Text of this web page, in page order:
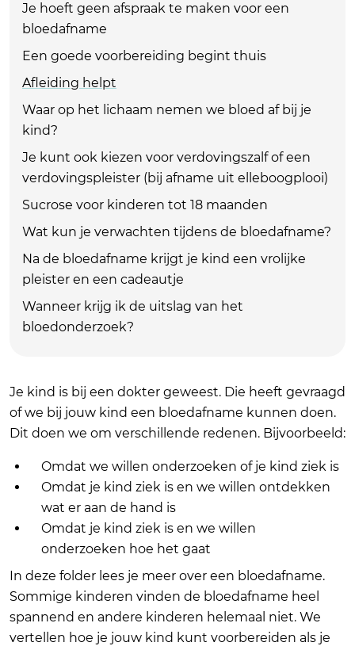
Je hoeft geen afspraak te maken voor een
bloedafname
Een goede voorbereiding begint thuis
Afleiding helpt
Waar op het lichaam nemen we bloed af bij je
kind?
Je kunt ook kiezen voor verdovingszalf of een
verdovingspleister (bij afname uit elleboogplooi)
Sucrose voor kinderen tot 18 maanden
Wat kun je verwachten tijdens de bloedafname?
Na de bloedafname krijgt je kind een vrolijke
pleister en een cadeautje
Wanneer krijg ik de uitslag van het
bloedonderzoek?
Je kind is bij een dokter geweest. Die heeft gevraagd
of we bij jouw kind een bloedafname kunnen doen.
Dit doen we om verschillende redenen. Bijvoorbeeld:
Omdat we willen onderzoeken of je kind ziek is
Omdat je kind ziek is en we willen ontdekken
wat er aan de hand is
Omdat je kind ziek is en we willen
onderzoeken hoe het gaat
In deze folder lees je meer over een bloedafname.
Sommige kinderen vinden de bloedafname heel
spannend en andere kinderen helemaal niet. We
vertellen hoe je jouw kind kunt voorbereiden als je